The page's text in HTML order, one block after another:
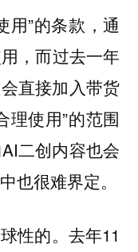
用”的条款，通
，而过去一年
直接加入带货
理使用”的范围
二创内容也会
也很难界定。
性的。去年11